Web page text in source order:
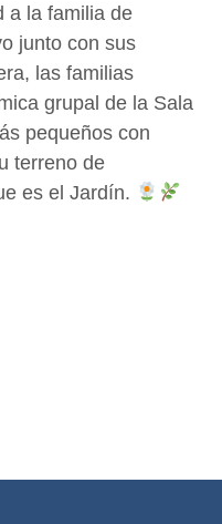
a la familia de
junto con sus
las familias
grupal de la Sala
pequeños con
terreno de
es el Jardín.